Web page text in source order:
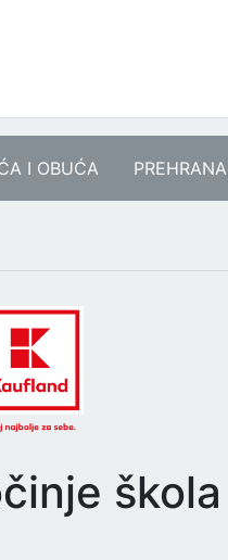
I OBUĆA PREHRANA
škola